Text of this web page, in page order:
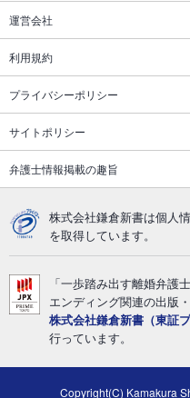
運営会社
利用規約
プライバシーポリシー
サイトポリシー
弁護士情報掲載の趣旨
株式会社鎌倉新書は個人
を取得しています。
「一歩踏み出す離婚弁護
エンディング関連の出版
株式会社鎌倉新書（東証
行っています。
Copyright(C) Kamakura